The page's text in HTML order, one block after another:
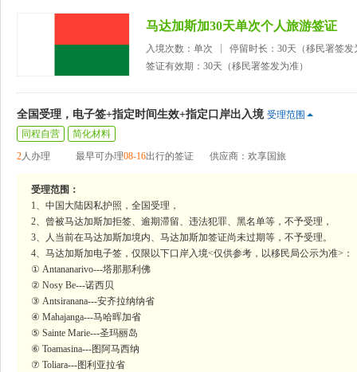
马达加斯加30天单次个人旅游签证
入境次数：单次
停留时长：30天（移民署签发
签证有效期：30天（移民署签发为准）
全国受理，电子签+指定时间生效+指定口岸出入境 受理范围
同程自营
简化材料
2人办理 最早可办理08-16出行的签证 供应商：欢享国旅
受理范围：
1、中国大陆因私护照，全国受理，
2、曾被马达加斯加拒签、逾期滞留、违法犯罪、黑名单等，不予受理，
3、人当前在马达加斯加境内、马达加斯加签证尚未过期等，不予受理。
4、马达加斯加电子签，仅限以下口岸入境<仅供参考，以移民局公示为准>：
① Antananarivo---塔那那利佛
② Nosy Be---诺西贝
③ Antsiranana---安齐拉纳纳省
④ Mahajanga---马哈晖加省
⑤ Sainte Marie---圣玛丽岛
⑥ Toamasina---图阿马西纳
⑦ Toliara---图利亚拉省